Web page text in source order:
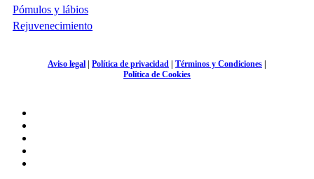
Pómulos y lábios
Rejuvenecimiento
Aviso legal | Política de privacidad | Términos y Condiciones |
Política de Cookies